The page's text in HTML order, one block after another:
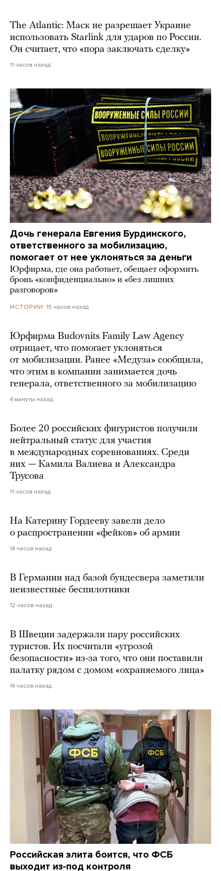
The Atlantic: Маск не разрешает Украине
использовать Starlink для ударов по России.
Он считает, что «пора заключать сделку»
11 часов назад
Дочь генерала Евгения Бурдинского,
ответственного за мобилизацию,
помогает от нее уклоняться за деньги
Юрфирма, где она работает, обещает оформить
бронь «конфиденциально» и «без лишних
разговоров»
ИСТОРИИ 15 часов назад
Юрфирма Budovnits Family Law Agency
отрицает, что помогает уклоняться
от мобилизации. Ранее «Медуза» сообщила,
что этим в компании занимается дочь
генерала, ответственного за мобилизацию
4 минуты назад
Более 20 российских фигуристов получили
нейтральный статус для участия
в международных соревнованиях. Среди
них — Камила Валиева и Александра
Трусова
11 часов назад
На Катерину Гордееву завели дело
о распространении «фейков» об армии
14 часов назад
В Германии над базой бундесвера заметили
неизвестные беспилотники
12 часов назад
В Швеции задержали пару российских
туристов. Их посчитали «угрозой
безопасности» из-за того, что они поставили
палатку рядом с домом «охраняемого лица»
14 часов назад
Российская элита боится, что ФСБ
выходит из-под контроля